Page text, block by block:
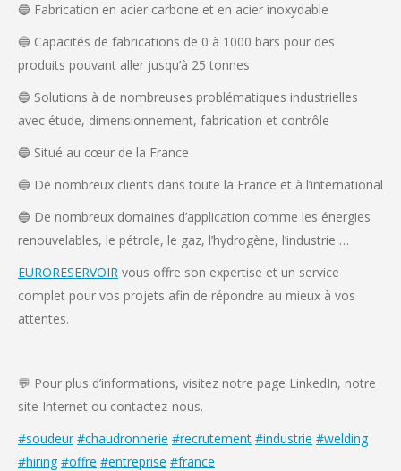
🔵 Fabrication en acier carbone et en acier inoxydable
🔵 Capacités de fabrications de 0 à 1000 bars pour des
produits pouvant aller jusqu’à 25 tonnes
🔵 Solutions à de nombreuses problématiques industrielles
avec étude, dimensionnement, fabrication et contrôle
🔵 Situé au cœur de la France
🔵 De nombreux clients dans toute la France et à l’international
🔵 De nombreux domaines d’application comme les énergies
renouvelables, le pétrole, le gaz, l’hydrogène, l’industrie …
EURORESERVOIR vous offre son expertise et un service
complet pour vos projets afin de répondre au mieux à vos
attentes.
💬 Pour plus d’informations, visitez notre page LinkedIn, notre
site Internet ou contactez-nous.
#soudeur #chaudronnerie #recrutement #industrie #welding
#hiring #offre #entreprise #france